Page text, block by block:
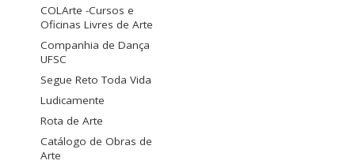
COLArte -Cursos e
Oficinas Livres de Arte
Companhia de Dança
UFSC
Segue Reto Toda Vida
Ludicamente
Rota de Arte
Catálogo de Obras de
Arte